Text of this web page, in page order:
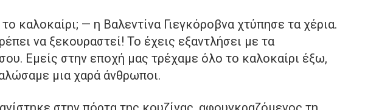
καλοκαίρι; — η Βαλεντίνα Γιεγκόροβνα χτύπησε τα χέρια.
να ξεκουραστεί! Το έχεις εξαντλήσει με τα
Εμείς στην εποχή μας τρέχαμε όλο το καλοκαίρι έξω,
μια χαρά άνθρωποι.